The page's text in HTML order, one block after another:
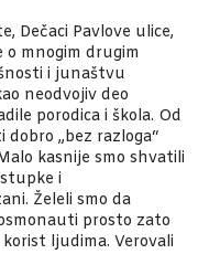
Dečaci Pavlove ulice,
o mnogim drugim
i junaštvu
neodvojiv deo
porodica i škola. Od
„bez razloga“
kasnije smo shvatili
i
Želeli smo da
prosto zato
ljudima. Verovali